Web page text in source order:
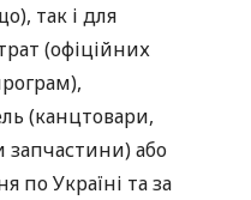
так і для
(офіційних
(канцтовари,
запчастини) або
по Україні та за